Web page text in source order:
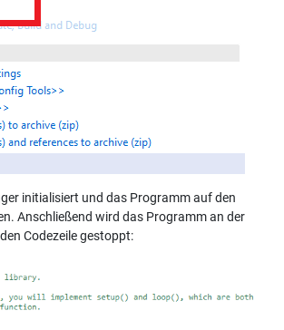
initialisiert und das Programm auf den
Anschließend wird das Programm an der
Codezeile gestoppt: